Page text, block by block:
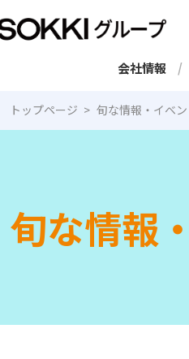
会社情報
トップページ 旬な情報・イベン
旬な情報